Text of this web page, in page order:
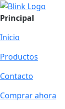
Principal
Inicio
Productos
Contacto
Comprar ahora